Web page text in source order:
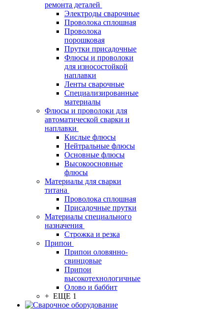
ремонта деталей
Электроды сварочные
Проволока сплошная
Проволока
порошковая
Прутки присадочные
Флюсы и проволоки
для износостойкой
наплавки
Ленты сварочные
Специализированные
материалы
Флюсы и проволоки для
автоматической сварки и
наплавки
Кислые флюсы
Нейтральные флюсы
Основные флюсы
Высокоосновные
флюсы
Материалы для сварки
титана
Проволока сплошная
Присадочные прутки
Материалы специального
назначения
Строжка и резка
Припои
Припои оловянно-
свинцовые
Припои
высокотехнологичные
Олово и баббит
+ ЕЩЕ 1